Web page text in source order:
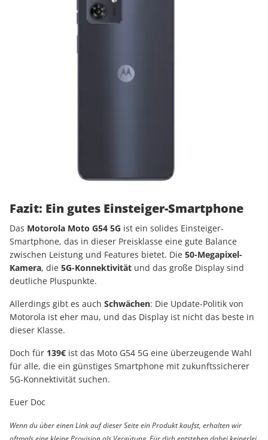
Fazit: Ein gutes Einsteiger-Smartphone
Das Motorola Moto G54 5G ist ein solides Einsteiger-
Smartphone, das in dieser Preisklasse eine gute Balance
zwischen Leistung und Features bietet. Die 50-Megapixel-
Kamera, die 5G-Konnektivität und das große Display sind
deutliche Pluspunkte.
Allerdings gibt es auch Schwächen: Die Update-Politik von
Motorola ist eher mau, und das Display ist nicht das beste in
dieser Klasse.
Doch für 139€ ist das Moto G54 5G eine überzeugende Wahl
für alle, die ein günstiges Smartphone mit zukunftssicherer
5G-Konnektivität suchen.
Euer Doc
Wenn du über einen Link auf dieser Seite ein Produkt kaufst, erhalten wir